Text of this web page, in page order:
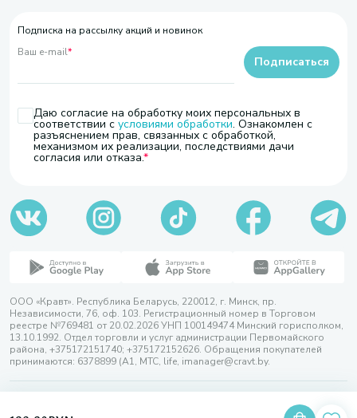
Подписка на рассылку акций и новинок
Ваш e-mail*
Даю согласие на обработку моих персональных в
соответствии с условиями обработки. Ознакомлен с
разъяснением прав, связанных с обработкой,
механизмом их реализации, последствиями дачи
согласия или отказа.
Подписаться
ООО «Кравт». Республика Беларусь, 220012, г. Минск, пр.
Независимости, 76, оф. 103. Регистрационный номер в Торговом
реестре №769481 от 20.02.2026 УНП 100149474 Минский горисполком,
13.10.1992. Отдел торговли и услуг администрации Первомайского
района, +375172151740; +375172152626. Обращения покупателей
принимаются: 6378899 (А1, МТС, life, imanager@cravt.by.